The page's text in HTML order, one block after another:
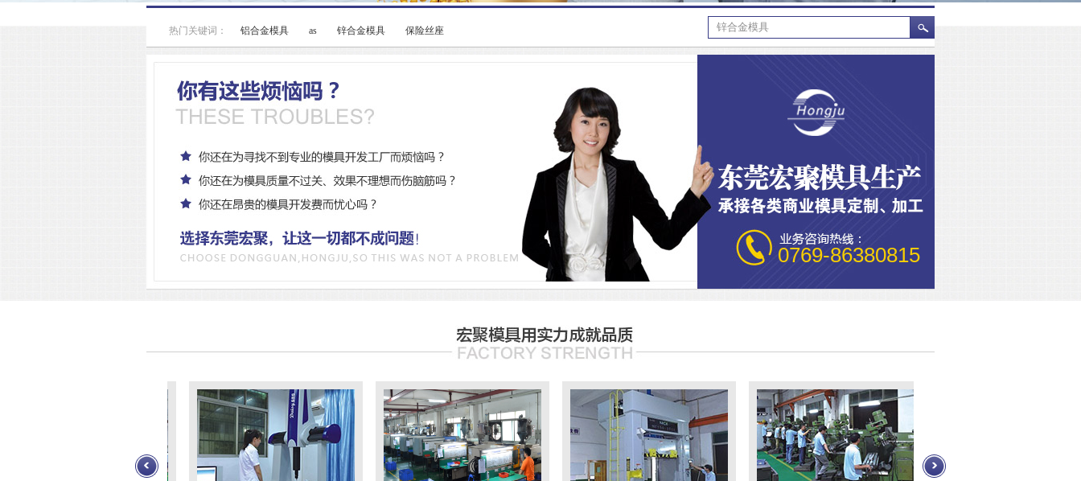
热门关键词： 铝合金模具 as 锌合金模具 保险丝座
0769-86380815